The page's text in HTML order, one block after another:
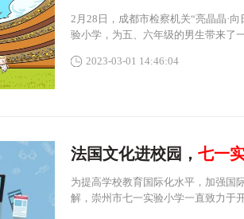
2月28日，成都市检察机关“亮晶晶·
验小学，为五、六年级的男生带来了
2023-03-01 14:46:04
法国文化进校园， 七一
为提高学校教育国际化水平，加强国
解，崇州市七一实验小学一直致力于